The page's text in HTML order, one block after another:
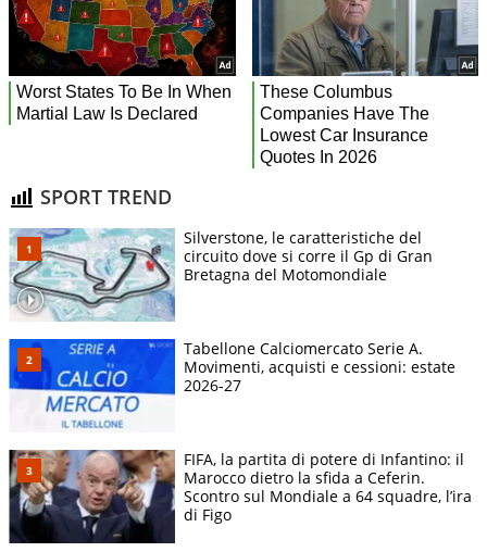
SPORT TREND
Silverstone, le caratteristiche del
circuito dove si corre il Gp di Gran
Bretagna del Motomondiale
Tabellone Calciomercato Serie A.
Movimenti, acquisti e cessioni: estate
2026-27
FIFA, la partita di potere di Infantino: il
Marocco dietro la sfida a Ceferin.
Scontro sul Mondiale a 64 squadre, l’ira
di Figo